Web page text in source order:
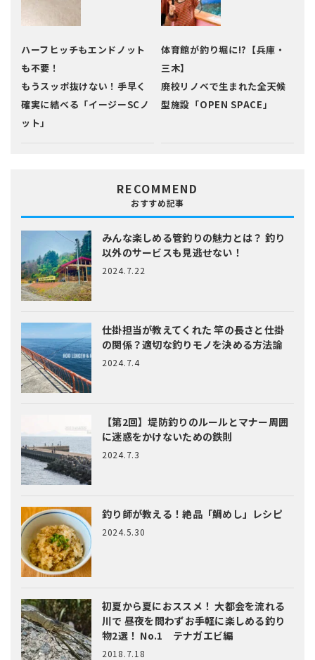
ハーフヒッチもエンドノット
も不要！
もうスッポ抜けない！手早く
確実に結べる「イージーSCノ
ット」
体育館が釣り堀に!?【兵庫・
三木】
廃校リノベで生まれた全天候
型施設「OPEN SPACE」
RECOMMEND
おすすめ記事
みんな楽しめる管釣りの魅力とは？ 釣り
以外のサービスも見逃せない！
2024.7.22
仕掛担当が教えてくれた竿の長さと仕掛
の関係？適切な釣りモノを決める方法論
2024.7.4
【第2回】堤防釣りのルールとマナー周囲
に迷惑をかけないための鉄則
2024.7.3
釣り師が教える！絶品「鯛めし」レシピ
2024.5.30
初夏から夏におススメ！ 大都会を流れる
川で 昼夜を問わずお手軽に楽しめる釣り
物2選！ No.1 テナガエビ編
2018.7.18